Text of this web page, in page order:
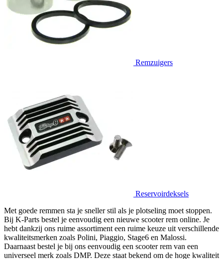
Remzuigers
Reservoirdeksels
Met goede remmen sta je sneller stil als je plotseling moet stoppen.
Bij K-Parts bestel je eenvoudig een nieuwe scooter rem online. Je
hebt dankzij ons ruime assortiment een ruime keuze uit verschillende
kwaliteitsmerken zoals Polini, Piaggio, Stage6 en Malossi.
Daarnaast bestel je bij ons eenvoudig een scooter rem van een
universeel merk zoals DMP. Deze staat bekend om de hoge kwaliteit